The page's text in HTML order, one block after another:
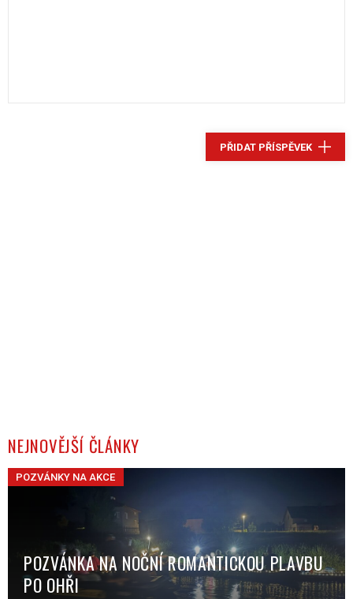
PŘIDAT PŘÍSPĚVEK
NEJNOVĚJŠÍ ČLÁNKY
POZVÁNKY NA AKCE
POZVÁNKA NA NOČNÍ ROMANTICKOU PLAVBU
PO OHŘI